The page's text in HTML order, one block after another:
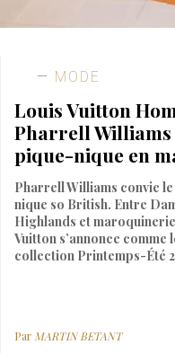
MODE
Louis Vuitton
Pharrell
pique-nique en
Pharrell Williams convie
nique so British. Entre
Highlands et
Vuitton s’annonce
collection Printemps-Été
ParMARTIN BETANT